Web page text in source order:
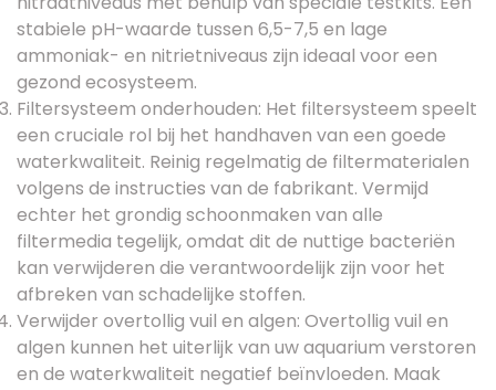
stabiele pH-waarde tussen 6,5-7,5 en lage
ammoniak- en nitrietniveaus zijn ideaal voor een
gezond ecosysteem.
Filtersysteem onderhouden: Het filtersysteem speelt
een cruciale rol bij het handhaven van een goede
waterkwaliteit. Reinig regelmatig de filtermaterialen
volgens de instructies van de fabrikant. Vermijd
echter het grondig schoonmaken van alle
filtermedia tegelijk, omdat dit de nuttige bacteriën
kan verwijderen die verantwoordelijk zijn voor het
afbreken van schadelijke stoffen.
Verwijder overtollig vuil en algen: Overtollig vuil en
algen kunnen het uiterlijk van uw aquarium verstoren
en de waterkwaliteit negatief beïnvloeden. Maak